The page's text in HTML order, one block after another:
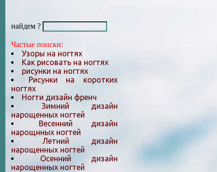
найдем ?
Частые поиски:
Узоры на ногтях
Как рисовать на ногтях
рисунки на ногтях
Рисунки на коротких
ногтях
Ногти дизайн френч
Зимний дизайн
нарощенных ногтей
Весенний дизайн
нарощнных ногтей
Летний дизайн
нарощенных ногтей
Осенний дизайн
нарощенных ногтей